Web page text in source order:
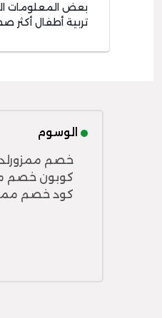
بعض المعلومات
تربية أطفال أكثر
الوسوم
خصم ممزورلد
كوبون خصم
كود خصم